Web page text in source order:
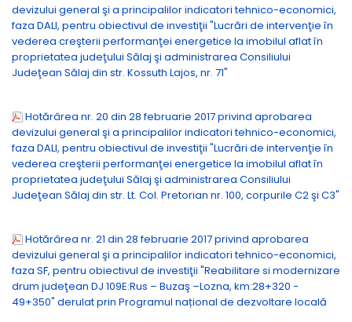
devizului general şi a principalilor indicatori tehnico-economici,
faza DALI, pentru obiectivul de investiţii "Lucrări de intervenţie în
vederea creşterii performanţei energetice la imobilul aflat în
proprietatea judeţului Sălaj şi administrarea Consiliului
Judeţean Sălaj din str. Kossuth Lajos, nr. 71"
Hotărârea nr. 20 din 28 februarie 2017 privind aprobarea
devizului general şi a principalilor indicatori tehnico-economici,
faza DALI, pentru obiectivul de investiţii "Lucrări de intervenţie în
vederea creşterii performanţei energetice la imobilul aflat în
proprietatea judeţului Sălaj şi administrarea Consiliului
Judeţean Sălaj din str. Lt. Col. Pretorian nr. 100, corpurile C2 şi C3"
Hotărârea nr. 21 din 28 februarie 2017 privind aprobarea
devizului general şi a principalilor indicatori tehnico-economici,
faza SF, pentru obiectivul de investiţii "Reabilitare si modernizare
drum judeţean DJ 109E:Rus – Buzaş –Lozna, km:28+320 -
49+350" derulat prin Programul național de dezvoltare locală